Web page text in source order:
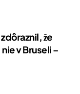
že
v Bruseli –